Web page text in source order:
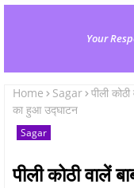
Your
Home Sagar पीली
का हुआ उद्घाटन
Sagar
पीली कोठी वालें